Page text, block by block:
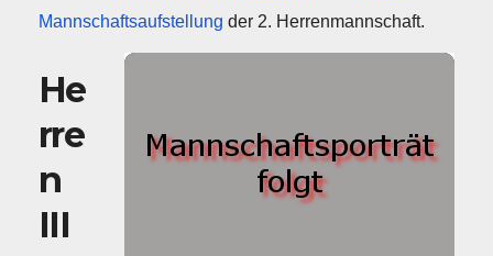
Mannschaftsaufstellung der 2. Herrenmannschaft.
He
rre
n
III